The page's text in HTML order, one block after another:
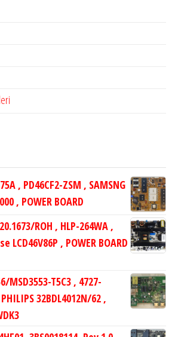
, PD46CF2-ZSM , SAMSNG
, POWER BOARD
ROH , HLP-264WA ,
LCD46V86P , POWER BOARD
MSD3553-T5C3 , 4727-
32BDL4012N/62 ,